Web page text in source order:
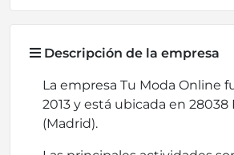
Descripción de la empresa
La empresa Tu Moda Online
2013 y está ubicada en 28038
(Madrid).